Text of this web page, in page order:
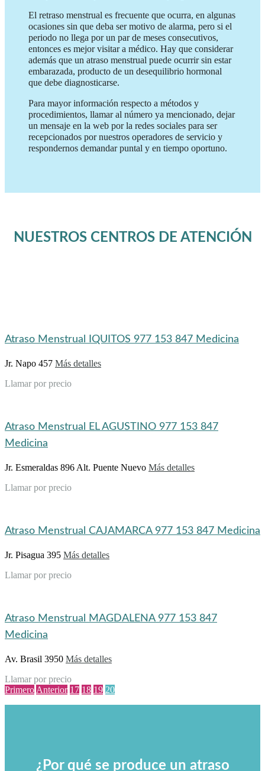
El retraso menstrual es frecuente que ocurra, en algunas
ocasiones sin que deba ser motivo de alarma, pero si el
periodo no llega por un par de meses consecutivos,
entonces es mejor visitar a médico. Hay que considerar
además que un atraso menstrual puede ocurrir sin estar
embarazada, producto de un desequilibrio hormonal
que debe diagnosticarse.
Para mayor información respecto a métodos y
procedimientos, llamar al número ya mencionado, dejar
un mensaje en la web por la redes sociales para ser
recepcionados por nuestros operadores de servicio y
respondernos demandar puntal y en tiempo oportuno.
NUESTROS CENTROS DE ATENCIÓN
Atraso Menstrual IQUITOS 977 153 847 Medicina
Jr. Napo 457 Más detalles
Llamar por precio
Atraso Menstrual EL AGUSTINO 977 153 847
Medicina
Jr. Esmeraldas 896 Alt. Puente Nuevo Más detalles
Llamar por precio
Atraso Menstrual CAJAMARCA 977 153 847 Medicina
Jr. Pisagua 395 Más detalles
Llamar por precio
Atraso Menstrual MAGDALENA 977 153 847
Medicina
Av. Brasil 3950 Más detalles
Llamar por precio
Primero Anterior 17 18 19 20
¿Por qué se produce un atraso